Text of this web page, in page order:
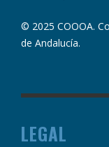
© 2025 COOOA.
de Andalucía.
LEGAL